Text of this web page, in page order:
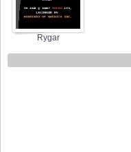
Pinterest
Rygar